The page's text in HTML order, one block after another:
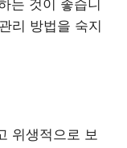
는 것이 좋습니
리 방법을 숙지
위생적으로 보